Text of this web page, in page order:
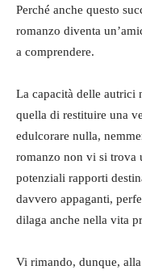
Perché anche questo
romanzo diventa
a comprendere.
La capacità delle autrici
quella di restituire una
edulcorare nulla,
romanzo non vi si trova
potenziali rapporti
davvero appaganti,
dilaga anche nella vita
Vi rimando, dunque,